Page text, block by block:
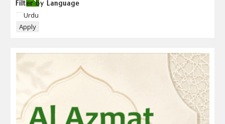
Filter by Language
Language
Urdu
Apply